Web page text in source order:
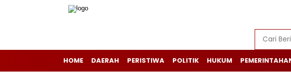
HOME DAERAH PERISTIWA POLITIK HUKUM